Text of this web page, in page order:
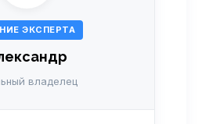
ЭКСПЕРТА
владелец